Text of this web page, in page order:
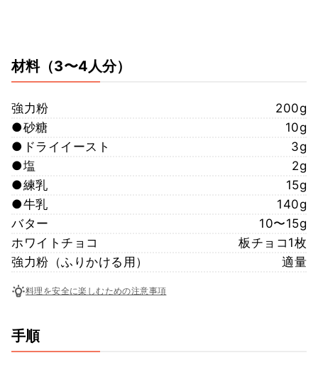
材料（3〜4人分）
強力粉
200g
●砂糖
10g
●ドライイースト
3g
●塩
2g
●練乳
15g
●牛乳
140g
バター
10〜15g
ホワイトチョコ
板チョコ1枚
強力粉（ふりかける用）
適量
料理を安全に楽しむための注意事項
手順